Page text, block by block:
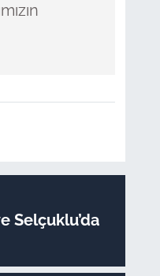
Selçuklu’da